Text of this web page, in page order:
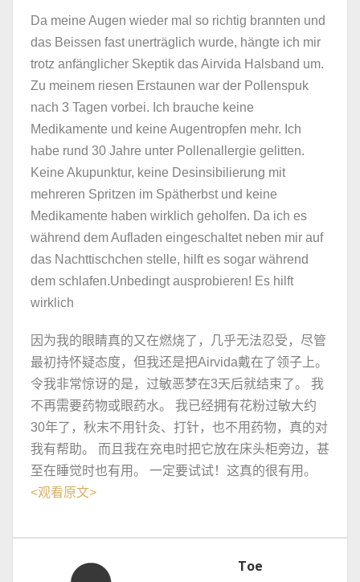
Da meine Augen wieder mal so richtig brannten und
das Beissen fast unerträglich wurde, hängte ich mir
trotz anfänglicher Skeptik das Airvida Halsband um.
Zu meinem riesen Erstaunen war der Pollenspuk
nach 3 Tagen vorbei. Ich brauche keine
Medikamente und keine Augentropfen mehr. Ich
habe rund 30 Jahre unter Pollenallergie gelitten.
Keine Akupunktur, keine Desinsibilierung mit
mehreren Spritzen im Spätherbst und keine
Medikamente haben wirklich geholfen. Da ich es
während dem Aufladen eingeschaltet neben mir auf
das Nachttischchen stelle, hilft es sogar während
dem schlafen.Unbedingt ausprobieren! Es hilft
wirklich
因为我的眼睛真的又在燃烧了，几乎无法忍受，尽管
最初持怀疑态度，但我还是把Airvida戴在了领子上。
令我非常惊讶的是，过敏恶梦在3天后就结束了。 我
不再需要药物或眼药水。 我已经拥有花粉过敏大约
30年了，秋末不用针灸、打针，也不用药物，真的对
我有帮助。 而且我在充电时把它放在床头柜旁边，甚
至在睡觉时也有用。 一定要试试！这真的很有用。
<观看原文>
Toe